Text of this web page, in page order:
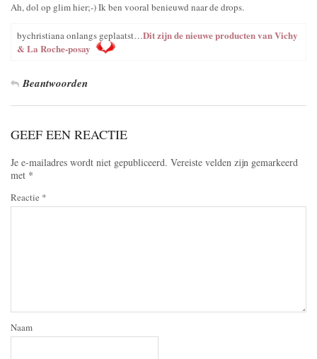
Ah, dol op glim hier;-) Ik ben vooral benieuwd naar de drops.
bychristiana onlangs geplaatst…Dit zijn de nieuwe producten van Vichy
& La Roche-posay
Beantwoorden
GEEF EEN REACTIE
Je e-mailadres wordt niet gepubliceerd. Vereiste velden zijn gemarkeerd
met *
Reactie *
Naam